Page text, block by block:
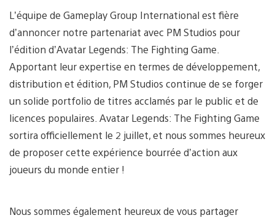
L’équipe de Gameplay Group International est fière
d’annoncer notre partenariat avec PM Studios pour
l’édition d’Avatar Legends: The Fighting Game.
Apportant leur expertise en termes de développement,
distribution et édition, PM Studios continue de se forger
un solide portfolio de titres acclamés par le public et de
licences populaires. Avatar Legends: The Fighting Game
sortira officiellement le 2 juillet, et nous sommes heureux
de proposer cette expérience bourrée d’action aux
joueurs du monde entier !
Nous sommes également heureux de vous partager